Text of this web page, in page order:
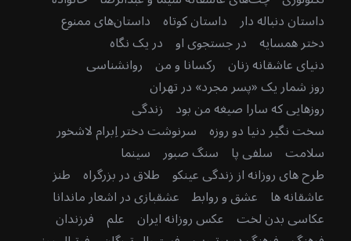
داستان دنباله دار داستان کوتاه داستان‌های ممنوع
دختر همسایه در جستجوی او در یک نگاه
دنیای عاشقانه زنان رکسانا و من روانشناسی
روز شمار یک «پسر مجرد» در تهران
روزهایی که سارا صیغه من بود زندگی
سخت نگیر دنیا دو روزه سرنوشت دختر اِبرام لاشخور
سلامت سلفی پا سنگ صبور سینما
طرح های روزانه از زندگی عینکو طلاق در بزرگراه طنز
عاشقانه ها عشق و روابط عشقبازی در اشعار ماندانا
عکاسی بدن لخت عکس روزانه ایران علم فرزندان